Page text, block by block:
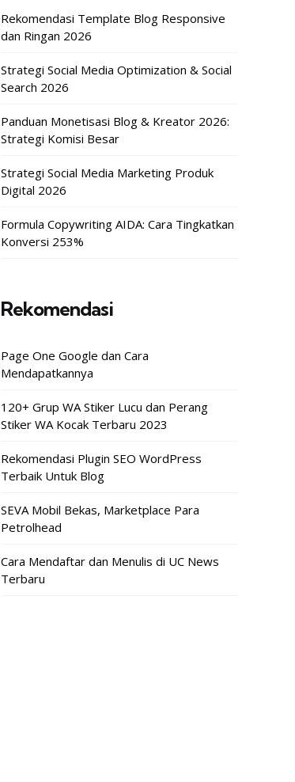
Rekomendasi Template Blog Responsive
dan Ringan 2026
Strategi Social Media Optimization & Social
Search 2026
Panduan Monetisasi Blog & Kreator 2026:
Strategi Komisi Besar
Strategi Social Media Marketing Produk
Digital 2026
Formula Copywriting AIDA: Cara Tingkatkan
Konversi 253%
Rekomendasi
Page One Google dan Cara
Mendapatkannya
120+ Grup WA Stiker Lucu dan Perang
Stiker WA Kocak Terbaru 2023
Rekomendasi Plugin SEO WordPress
Terbaik Untuk Blog
SEVA Mobil Bekas, Marketplace Para
Petrolhead
Cara Mendaftar dan Menulis di UC News
Terbaru